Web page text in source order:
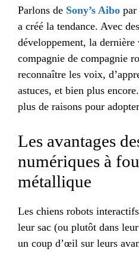
Parlons de Sony’s Aibo
a créé la tendance. Avec
développement, la
compagnie de compagnie
reconnaître les voix,
astuces, et bien plus
plus de raisons pour
Les avantages
numériques à
métallique
Les chiens robots
leur sac (ou plutôt dans
un coup d’œil sur leurs